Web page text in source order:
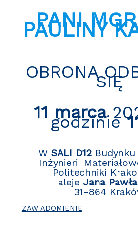
PANI
PAULINY
OBRONASIĘ
11 marca
godzinie
W SALI D12Budynku
Inżynierii
Politechniki
aleje Jana
31-864
ZAWIADOMIENIE